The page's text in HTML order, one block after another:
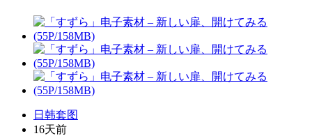
日韩套图
16天前